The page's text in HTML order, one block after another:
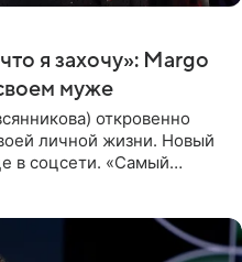
я захочу»: Margo
муже
откровенно
личной жизни. Новый
в соцсети. «Самый